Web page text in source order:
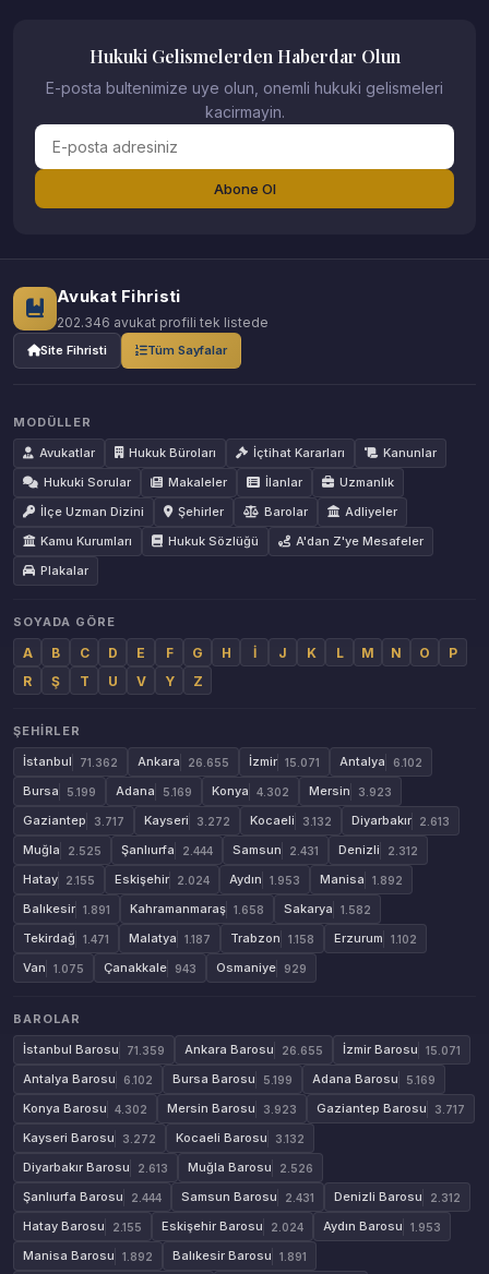
Hukuki Gelismelerden Haberdar Olun
E-posta bultenimize uye olun, onemli hukuki gelismeleri
kacirmayin.
Abone Ol
Avukat Fihristi
202.346 avukat profili tek listede
Site Fihristi Tüm Sayfalar
MODÜLLER
Avukatlar
Hukuk Büroları İçtihat Kararları
Kanunlar
Hukuki Sorular
Makaleler İlanlar
Uzmanlık
İlçe Uzman Dizini
Şehirler Barolar
Adliyeler
Kamu Kurumları
Hukuk Sözlüğü
A'dan Z'ye Mesafeler
Plakalar
SOYADA GÖRE
A B C D E F G H İ J K L M N O
P
R
Ş T U V Y Z
ŞEHIRLER
İstanbul
71.362 Ankara 26.655 İzmir 15.071 Antalya 6.102
Bursa 5.199 Adana 5.169 Konya 4.302 Mersin 3.923
Gaziantep 3.717 Kayseri 3.272 Kocaeli 3.132 Diyarbakır 2.613
Muğla 2.525 Şanlıurfa 2.444 Samsun 2.431 Denizli 2.312
Hatay 2.155 Eskişehir 2.024 Aydın 1.953 Manisa 1.892
Balıkesir 1.891 Kahramanmaraş 1.658 Sakarya 1.582
Tekirdağ 1.471 Malatya 1.187 Trabzon 1.158 Erzurum 1.102
Van 1.075 Çanakkale 943 Osmaniye 929
BAROLAR
İstanbul Barosu
71.359 Ankara Barosu 26.655 İzmir Barosu 15.071
Antalya Barosu 6.102 Bursa Barosu 5.199 Adana Barosu 5.169
Konya Barosu 4.302 Mersin Barosu 3.923 Gaziantep Barosu 3.717
Kayseri Barosu 3.272 Kocaeli Barosu 3.132
Diyarbakır Barosu 2.613 Muğla Barosu 2.526
Şanlıurfa Barosu 2.444 Samsun Barosu 2.431 Denizli Barosu 2.312
Hatay Barosu 2.155 Eskişehir Barosu 2.024 Aydın Barosu 1.953
Manisa Barosu 1.892 Balıkesir Barosu 1.891